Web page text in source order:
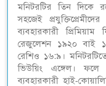
মনিটরটির তিন দিকে
সহজেই
ব্যবহারকারী
রেজুলেশন ১৯২০ বাই
রেশিও ১৬:৯।
ভিউয়িং এঙ্গেল। ফলে
ব্যবহারকারী হাই-